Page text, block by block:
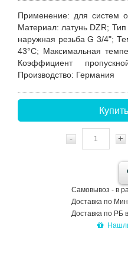
Применение: для систем
Материал: латунь DZR; Тип
наружная резьба G 3/4"; Т
43°С; Максимальная
Коэффициент
Производство: Германия
- +
Самовывоз - в
Доставка по
Доставка по РБ